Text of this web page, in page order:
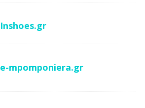
Inshoes.gr
e-mpomponiera.gr